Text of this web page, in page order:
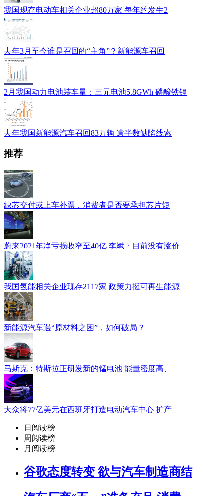
我国现存电动车相关企业超80万家 每年约发生2
去年3月至今谁是召回的“主角”？新能源车召回
2月我国动力电池装车量：三元电池5.8GWh 磷酸铁锂
去年我国新能源汽车召回83万辆 逾半数缺陷线索
推荐
缺芯交付或上车补票，消费者是否要承担芯片短
蔚来2021年净亏损收窄至40亿 李斌：目前没有涨价
我国氢能相关企业现存2117家 政策力挺可再生能源
新能源汽车遇“原材料之困”，如何破局？
马斯克：特斯拉正研发新的锰电池 能量密度高、
大众将77亿美元在西班牙打造电动汽车中心 扩产
日阅读榜
周阅读榜
月阅读榜
谷歌态度转变 欲与汽车制造商结